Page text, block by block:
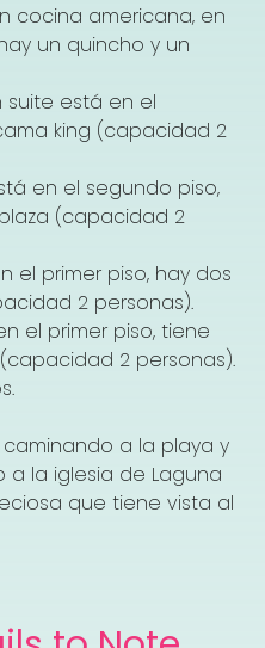
cocina americana, en
un quincho y un
suite está en el
king (capacidad 2
en el segundo piso,
(capacidad 2
el primer piso, hay dos
2 personas).
el primer piso, tiene
2 personas).
a la playa y
la iglesia de Laguna
que tiene vista al